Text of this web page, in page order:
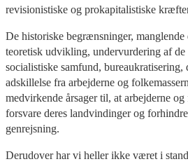
revisionistiske og prokapitalistiske
De historiske begrænsninger, manglende
teoretisk udvikling, undervurdering af
socialistiske samfund, bureaukratisering,
adskillelse fra arbejderne og
medvirkende årsager til, at arbejderne
forsvare deres landvindinger og
genrejsning.
Derudover har vi heller ikke været i